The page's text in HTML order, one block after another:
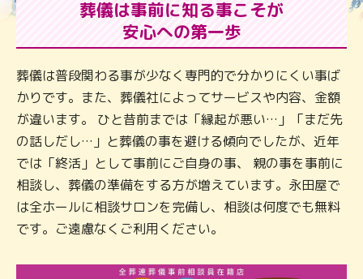
葬儀は事前に知る事こそが
安心への第一歩
葬儀は普段関わる事が少なく専門的で分かりにくい事ば
かりです。また、葬儀社によってサービスや内容、金額
が違います。 ひと昔前までは「縁起が悪い…」「まだ先
の話しだし…」と葬儀の事を避ける傾向でしたが、近年
では「終活」として事前にご自身の事、 親の事を事前に
相談し、葬儀の準備をする方が増えています。永田屋で
は全ホールに相談サロンを完備し、相談は何度でも無料
です。ご遠慮なくご利用ください。